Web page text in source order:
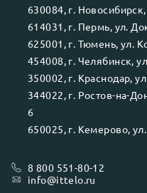
630084, г. Новосибирск
614031 , г. Пермь, ул.
625001 , г. Тюмень, ул.
454008, г. Челябинск,
350002, г. Краснодар,
344022, г. Ростов-на-
6
650025, г. Кемерово, ул.
8 800 551-80-12
info@ittelo.ru